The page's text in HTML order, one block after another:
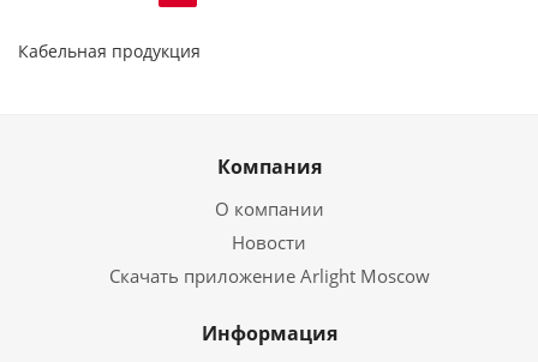
Кабельная продукция
Компания
О компании
Новости
Скачать приложение Arlight Moscow
Информация